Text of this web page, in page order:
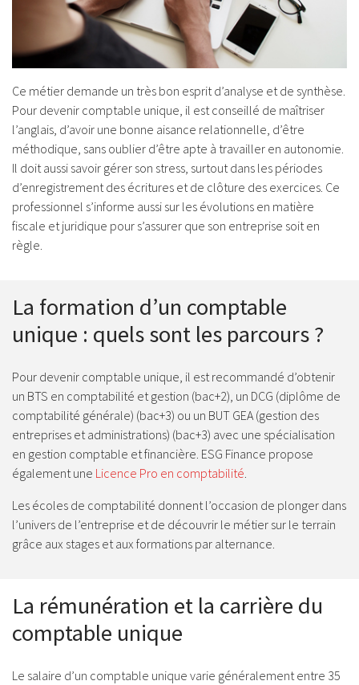
Ce métier demande un très bon esprit d’analyse et de synthèse.
Pour devenir comptable unique, il est conseillé de maîtriser
l’anglais, d’avoir une bonne aisance relationnelle, d’être
méthodique, sans oublier d’être apte à travailler en autonomie.
Il doit aussi savoir gérer son stress, surtout dans les périodes
d’enregistrement des écritures et de clôture des exercices. Ce
professionnel s’informe aussi sur les évolutions en matière
fiscale et juridique pour s’assurer que son entreprise soit en
règle.
La formation d’un comptable
unique : quels sont les parcours ?
Pour devenir comptable unique, il est recommandé d’obtenir
un BTS en comptabilité et gestion (bac+2), un DCG (diplôme de
comptabilité générale) (bac+3) ou un BUT GEA (gestion des
entreprises et administrations) (bac+3) avec une spécialisation
en gestion comptable et financière. ESG Finance propose
également une Licence Pro en comptabilité.
Les écoles de comptabilité donnent l’occasion de plonger dans
l’univers de l’entreprise et de découvrir le métier sur le terrain
grâce aux stages et aux formations par alternance.
La rémunération et la carrière du
comptable unique
Le salaire d’un comptable unique varie généralement entre 35